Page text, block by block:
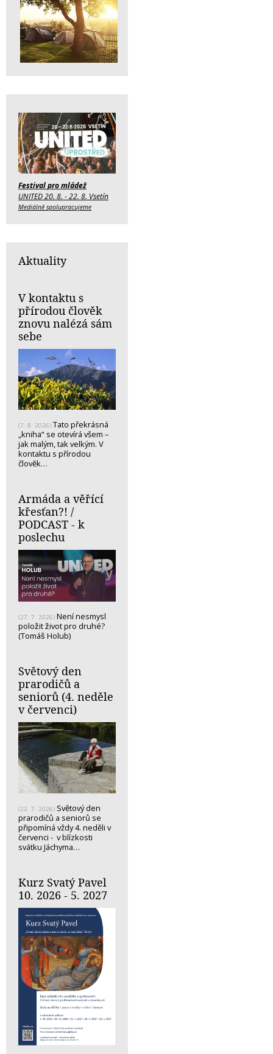
Festival pro mládež
UNITED 20. 8. - 22. 8. Vsetín
Mediálně spolupracujeme
Aktuality
V kontaktu s
přírodou člověk
znovu nalézá sám
sebe
(7. 8. 2026) Tato překrásná
„kniha“ se otevírá všem –
jak malým, tak velkým. V
kontaktu s přírodou
člověk…
Armáda a věřící
křesťan?! /
PODCAST - k
poslechu
(27. 7. 2026) Není nesmysl
položit život pro druhé?
(Tomáš Holub)
Světový den
prarodičů a
seniorů (4. neděle
v červenci)
(22. 7. 2026) Světový den
prarodičů a seniorů se
připomíná vždy 4. neděli v
červenci - v blízkosti
svátku Jáchyma…
Kurz Svatý Pavel
10. 2026 - 5. 2027